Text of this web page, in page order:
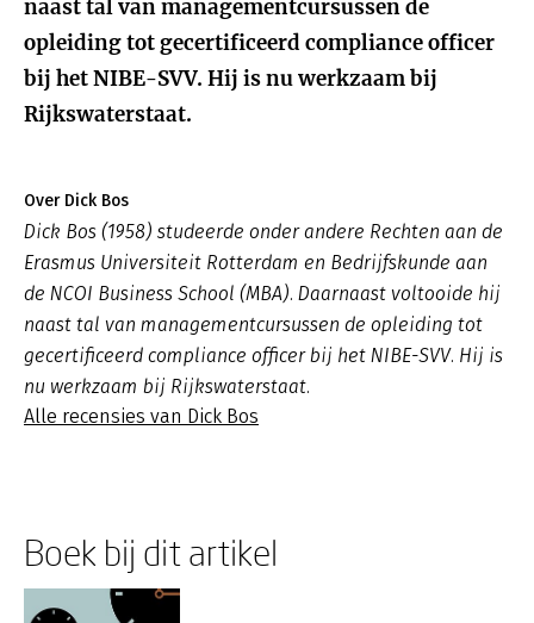
naast tal van managementcursussen de
opleiding tot gecertificeerd compliance officer
bij het NIBE-SVV. Hij is nu werkzaam bij
Rijkswaterstaat.
Over Dick Bos
Dick Bos (1958) studeerde onder andere Rechten aan de
Erasmus Universiteit Rotterdam en Bedrijfskunde aan
de NCOI Business School (MBA). Daarnaast voltooide hij
naast tal van managementcursussen de opleiding tot
gecertificeerd compliance officer bij het NIBE-SVV. Hij is
nu werkzaam bij Rijkswaterstaat.
Alle recensies van Dick Bos
Boek bij dit artikel